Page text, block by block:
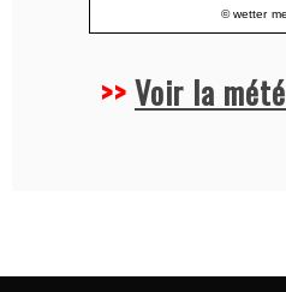
© wetter
>>Voir la